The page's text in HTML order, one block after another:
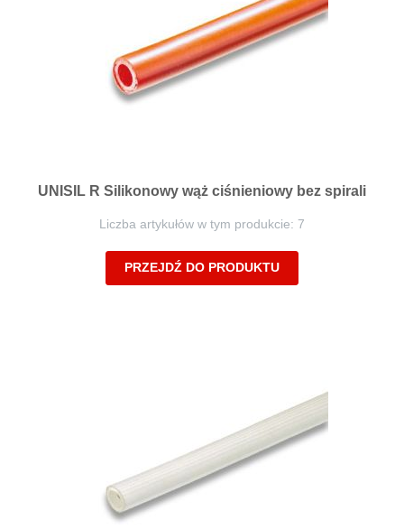
UNISIL R Silikonowy wąż ciśnieniowy bez spirali
Liczba artykułów w tym produkcie: 7
PRZEJDŹ DO PRODUKTU